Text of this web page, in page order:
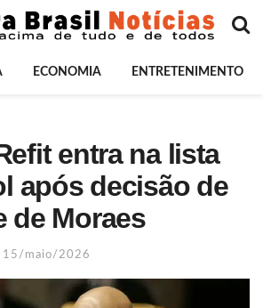
ECONOMIA ENTRETENIMENTO
entra na lista
após decisão de
de Moraes
15/maio/2026